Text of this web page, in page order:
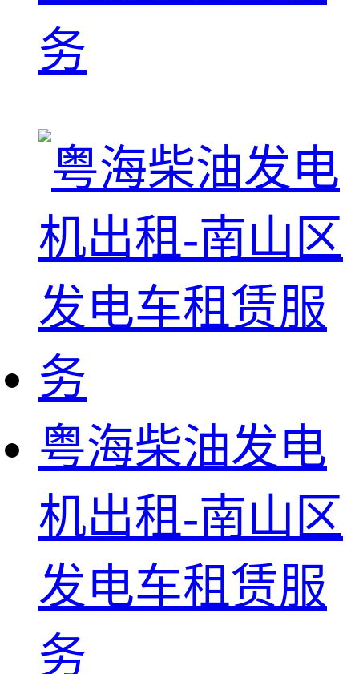
务
粤海柴油发电
机出租-南山区
发电车租赁服
务